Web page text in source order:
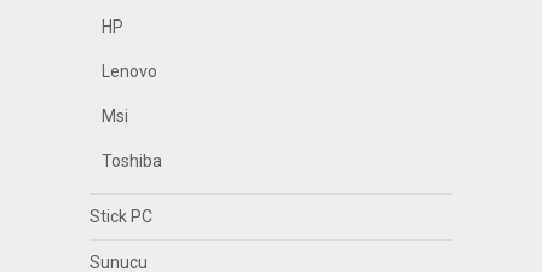
HP
Lenovo
Msi
Toshiba
Stick PC
Sunucu